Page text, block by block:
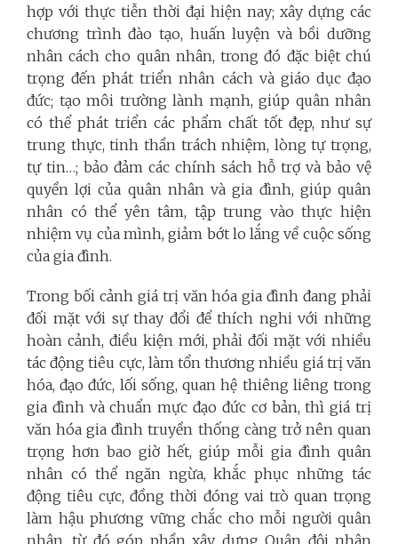
hợp với thực tiễn thời đại hiện nay; xây dựng các
chương trình đào tạo, huấn luyện và bồi dưỡng
nhân cách cho quân nhân, trong đó đặc biệt chú
trọng đến phát triển nhân cách và giáo dục đạo
đức; tạo môi trường lành mạnh, giúp quân nhân
có thể phát triển các phẩm chất tốt đẹp, như sự
trung thực, tinh thần trách nhiệm, lòng tự trọng,
tự tin…; bảo đảm các chính sách hỗ trợ và bảo vệ
quyền lợi của quân nhân và gia đình, giúp quân
nhân có thể yên tâm, tập trung vào thực hiện
nhiệm vụ của mình, giảm bớt lo lắng về cuộc sống
của gia đình.
Trong bối cảnh giá trị văn hóa gia đình đang phải
đối mặt với sự thay đổi để thích nghi với những
hoàn cảnh, điều kiện mới, phải đối mặt với nhiều
tác động tiêu cực, làm tổn thương nhiều giá trị văn
hóa, đạo đức, lối sống, quan hệ thiêng liêng trong
gia đình và chuẩn mực đạo đức cơ bản, thì giá trị
văn hóa gia đình truyền thống càng trở nên quan
trọng hơn bao giờ hết, giúp mỗi gia đình quân
nhân có thể ngăn ngừa, khắc phục những tác
động tiêu cực, đồng thời đóng vai trò quan trọng
làm hậu phương vững chắc cho mỗi người quân